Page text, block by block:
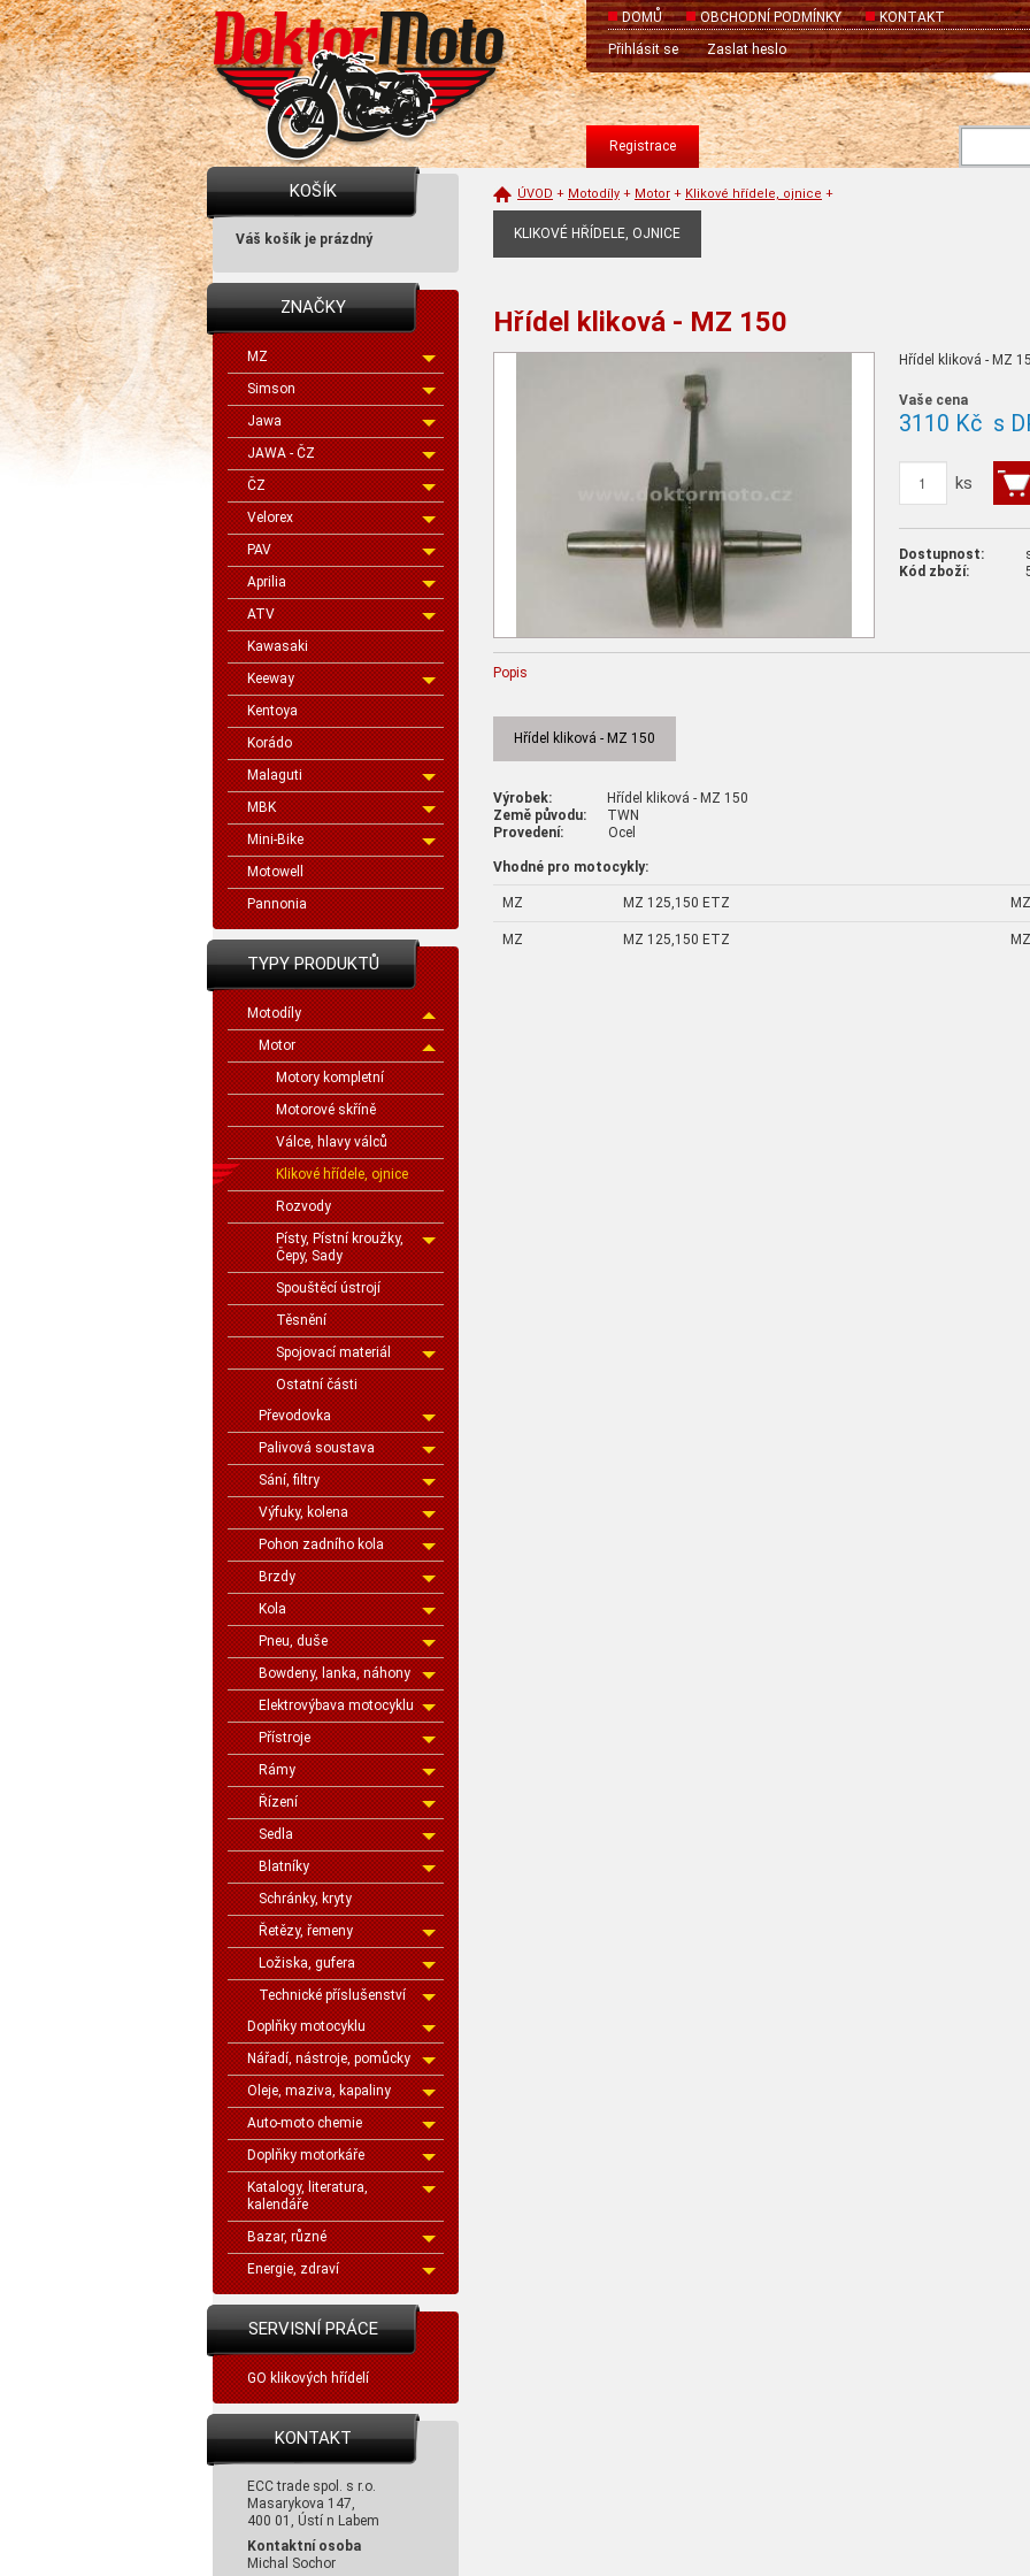
DOMŮ OBCHODNÍ PODMÍNKY
KONTAKT
Přihlásit se
Zaslat heslo
Registrace
KOŠÍK
Váš košík je prázdný
ZNAČKY
MZ
Simson
Jawa
JAWA - ČZ
ČZ
Velorex
PAV
Aprilia
ATV
Kawasaki
Keeway
Kentoya
Korádo
Malaguti
MBK
Mini-Bike
Motowell
Pannonia
TYPY PRODUKTŮ
Motodíly
Motor
Motory kompletní
Motorové skříně
Válce, hlavy válců
Klikové hřídele, ojnice
Rozvody
Písty, Pístní kroužky,
Čepy, Sady
Spouštěcí ústrojí
Těsnění
Spojovací materiál
Ostatní části
Převodovka
Palivová soustava
Sání, filtry
Výfuky, kolena
Pohon zadního kola
Brzdy
Kola
Pneu, duše
Bowdeny, lanka, náhony
Elektrovýbava motocyklu
Přístroje
Rámy
Řízení
Sedla
Blatníky
Schránky, kryty
Řetězy, řemeny
Ložiska, gufera
Technické příslušenství
Doplňky motocyklu
Nářadí, nástroje, pomůcky
Oleje, maziva, kapaliny
Auto-moto chemie
Doplňky motorkáře
Katalogy, literatura,
kalendáře
Bazar, různé
Energie, zdraví
SERVISNÍ PRÁCE
GO klikových hřídelí
KONTAKT
ECC trade spol. s r.o.
Masarykova 147,
400 01, Ústí n Labem
Kontaktní osoba
Michal Sochor
ÚVOD + Motodíly + Motor + Klikové hřídele, ojnice +
KLIKOVÉ HŘÍDELE, OJNICE
Hřídel kliková - MZ 150
Hřídel kliková - MZ
Vaše cena
3110 Kč s
ks
Dostupnost:
Kód zboží:
Popis
Hřídel kliková - MZ 150
Výrobek: Hřídel kliková - MZ 150
Země původu: TWN
Provedení: Ocel
Vhodné pro motocykly:
MZ MZ 125,150 ETZ
MZ MZ 125,150 ETZ